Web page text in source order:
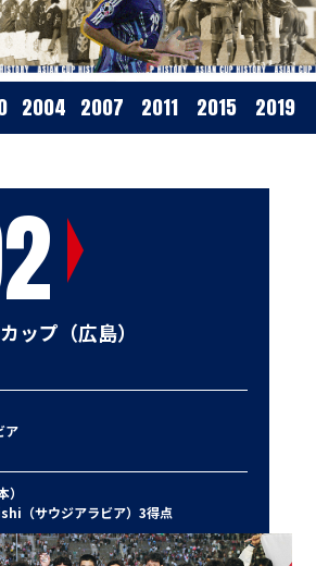
2004 2007 2011 2015 2019
ップ（広島）
ア
（サウジアラビア）3得点